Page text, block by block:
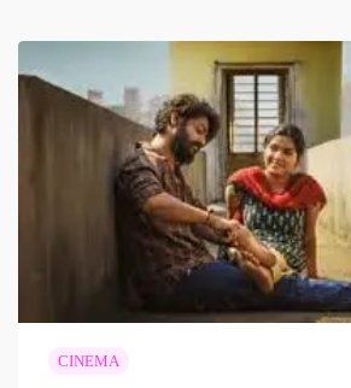
CINEMA